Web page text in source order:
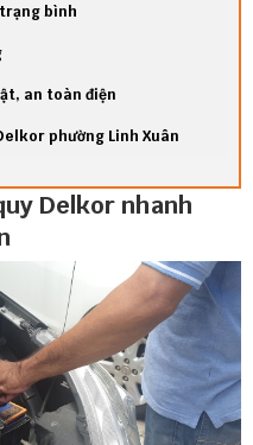
bình
an toàn điện
phường Linh Xuân
Delkor nhanh